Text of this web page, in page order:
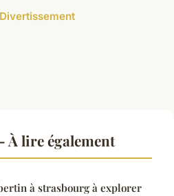
lire également
à strasbourg à explorer